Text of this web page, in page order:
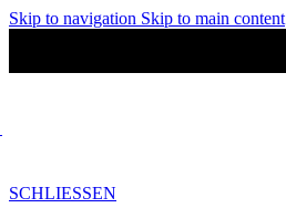
Skip to navigation Skip to main content
SCHLIESSEN